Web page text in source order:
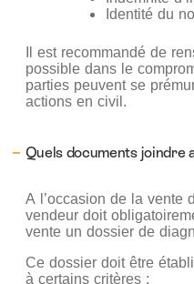
Identité du
Il est recommandé de
possible dans le
parties peuvent se
actions en civil.
Quels documents joindre
A l’occasion de la vente
vendeur doit
vente un dossier de
Ce dossier doit être
à certains critères :